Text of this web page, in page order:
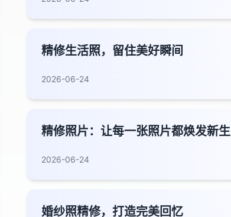
精修生活照，留住美好瞬间
2026-06-24
精修照片：让每一张照片都焕发新生
2026-06-24
婚纱照精修，打造完美回忆